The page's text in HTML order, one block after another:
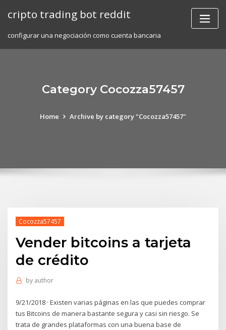
cripto trading bot reddit
configurar una negociación como cuenta bancaria
Category Cocozza57457
Home Archive by category "Cocozza57457"
Cocozza57457
Vender bitcoins a tarjeta
de crédito
by author
9/21/2018 · Existen varias páginas en las que puedes comprar
tus Bitcoins de manera bastante segura y casi sin riesgo. Se
trata de grandes plataformas con una buena base de